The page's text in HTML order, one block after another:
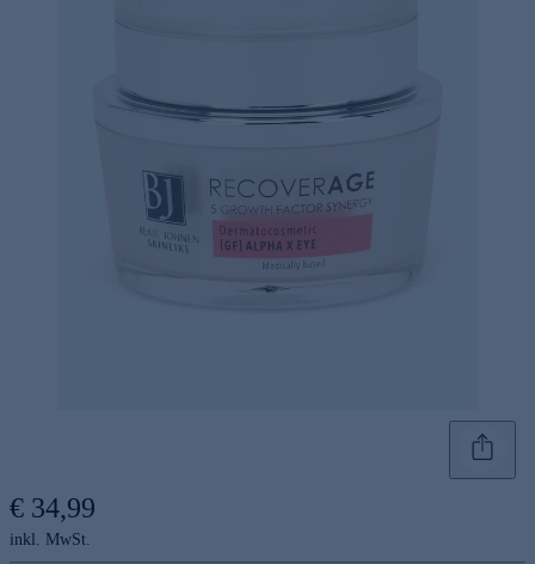
€ 34,99
inkl. MwSt.